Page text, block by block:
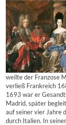
weilte der Franzose
verließ Frankreich
1693 war er
Madrid, später
auf seiner vier Jahre
durch Italien. In